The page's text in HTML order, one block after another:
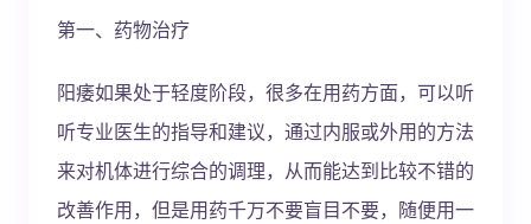
第一、药物治疗
阳痿如果处于轻度阶段，很多在用药方面，可以听
听专业医生的指导和建议，通过内服或外用的方法
来对机体进行综合的调理，从而能达到比较不错的
改善作用，但是用药千万不要盲目不要，随便用一